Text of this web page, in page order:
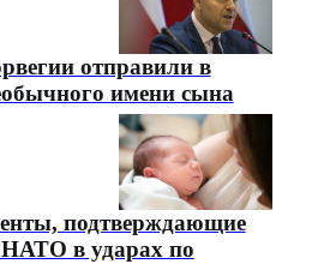
отправили в
имени сына
подтверждающие
НАТО в ударах по